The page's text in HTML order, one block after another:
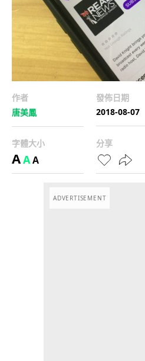
作者
唐美鳳
發佈日期
2018-08-07
字體大小
AAA
分享
ADVERTISEMENT